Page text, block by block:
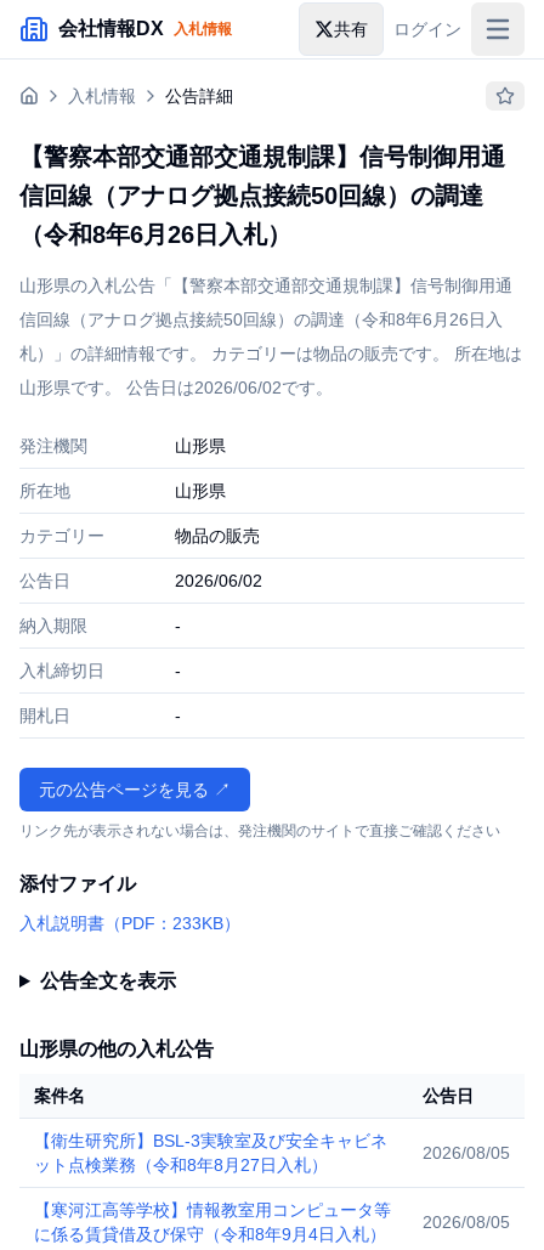
メインコンテンツにスキップ
会社情報DX 入札情報 共有 ログイン
入札情報
企業検索
入札情報 公告詳細
【警察本部交通部交通規制課】信号制御用通
信回線（アナログ拠点接続50回線）の調達
（令和8年6月26日入札）
山形県の入札公告「【警察本部交通部交通規制課】信号制御用通
信回線（アナログ拠点接続50回線）の調達（令和8年6月26日入
札）」の詳細情報です。 カテゴリーは物品の販売です。 所在地は
山形県です。 公告日は2026/06/02です。
発注機関 山形県
所在地 山形県
カテゴリー 物品の販売
公告日 2026/06/02
納入期限 -
入札締切日 -
開札日 -
元の公告ページを見る ↗
リンク先が表示されない場合は、発注機関のサイトで直接ご確認ください
添付ファイル
入札説明書（PDF：233KB）
公告全文を表示
山形県の他の入札公告
案件名 公告日
【衛生研究所】BSL-3実験室及び安全キャビネ
ット点検業務（令和8年8月27日入札）
2026/08/05
【寒河江高等学校】情報教室用コンピュータ等
に係る賃貸借及び保守（令和8年9月4日入札）
2026/08/05